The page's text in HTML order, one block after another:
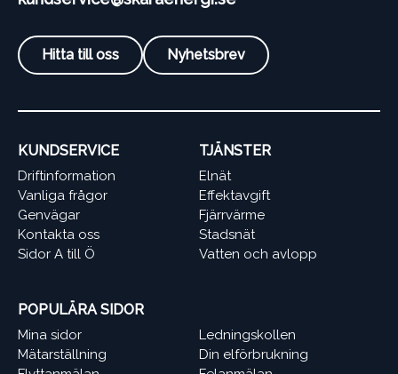
Hitta till oss Nyhetsbrev
KUNDSERVICE
Driftinformation
Vanliga frågor
Genvägar
Kontakta oss
Sidor A till Ö
TJÄNSTER
Elnät
Effektavgift
Fjärrvärme
Stadsnät
Vatten och avlopp
POPULÄRA SIDOR
Mina sidor
Mätarställning
Ledningskollen
Din elförbrukning